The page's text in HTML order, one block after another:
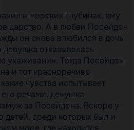
в морских глубинах, ему
царство. А в любви Посейдон
он снова влюбился в дочь
отказывалась
ухаживания. Тогда Посейдон
и тот красноречиво
чувства испытывает
речами, девушка
за Посейдона. Вскоре у
детей, среди которых был и